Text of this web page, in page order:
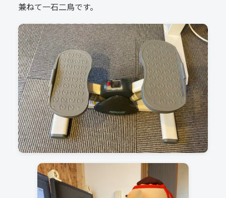
兼ねて一石二鳥です。